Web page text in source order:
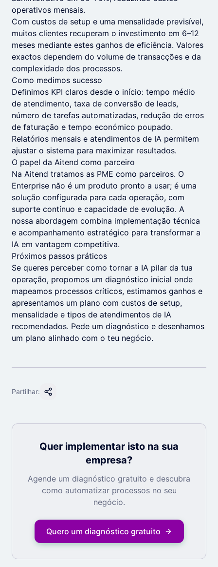
operativos mensais.
Com custos de setup e uma mensalidade previsível,
muitos clientes recuperam o investimento em 6–12
meses mediante estes ganhos de eficiência. Valores
exactos dependem do volume de transacções e da
complexidade dos processos.
Como medimos sucesso
Definimos KPI claros desde o início: tempo médio
de atendimento, taxa de conversão de leads,
número de tarefas automatizadas, redução de erros
de faturação e tempo económico poupado.
Relatórios mensais e atendimentos de IA permitem
ajustar o sistema para maximizar resultados.
O papel da Aitend como parceiro
Na Aitend tratamos as PME como parceiros. O
Enterprise não é um produto pronto a usar; é uma
solução configurada para cada operação, com
suporte contínuo e capacidade de evolução. A
nossa abordagem combina implementação técnica
e acompanhamento estratégico para transformar a
IA em vantagem competitiva.
Próximos passos práticos
Se queres perceber como tornar a IA pilar da tua
operação, propomos um diagnóstico inicial onde
mapeamos processos críticos, estimamos ganhos e
apresentamos um plano com custos de setup,
mensalidade e tipos de atendimentos de IA
recomendados. Pede um diagnóstico e desenhamos
um plano alinhado com o teu negócio.
Partilhar:
Quer implementar isto na sua
empresa?
Agende um diagnóstico gratuito e descubra
como automatizar processos no seu
negócio.
Quero um diagnóstico gratuito